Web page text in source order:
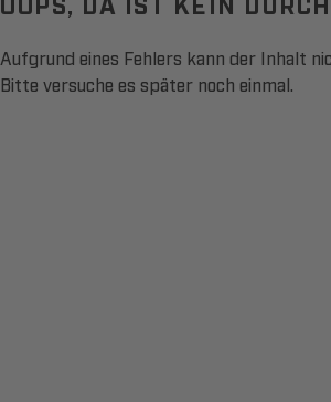
Aufgrund eines Fehlers kann der Inhalt
Bitte versuche es später noch einmal.